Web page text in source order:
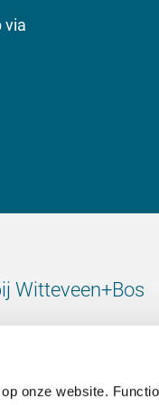
onze website.
via
Witteveen+Bos